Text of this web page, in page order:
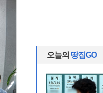
오늘의 땅집GO